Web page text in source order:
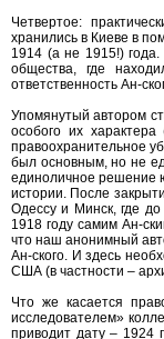
Четвертое:
хранились в Киеве в
1914 (а не 1915!)
общества, где
ответственность Ан-
Упомянутый автором
особого их
правоохранительное
был основным, но не
единоличное решение
истории. После
Одессу и Минск, где
1918 году самим Ан-
что наш анонимный
Ан-ского. И здесь
США (в частности –
Что же касается
исследователем»
приводит дату – 1924